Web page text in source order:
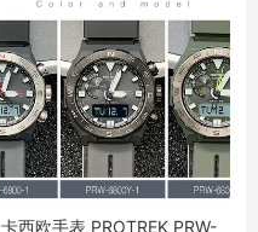
卡西欧手表 PROTREK PRW-